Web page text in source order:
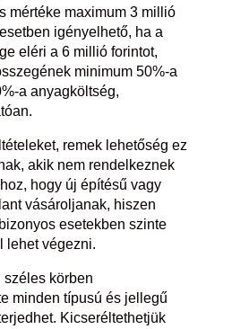
mértéke maximum 3 millió
igényelhető, ha a
eléri a 6 millió forintot,
minimum 50%-a
a anyagköltség,
remek lehetőség ez
akik nem rendelkeznek
hogy új építésű vagy
vásároljanak, hiszen
esetekben szinte
lehet végezni.
széles körben
minden típusú és jellegű
Kicseréltethetjük